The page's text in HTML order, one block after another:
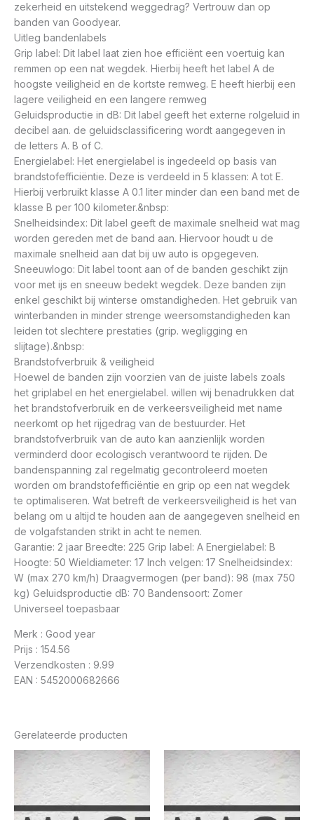
zekerheid en uitstekend weggedrag? Vertrouw dan op
banden van Goodyear.
Uitleg bandenlabels
Grip label: Dit label laat zien hoe efficiënt een voertuig kan
remmen op een nat wegdek. Hierbij heeft het label A de
hoogste veiligheid en de kortste remweg. E heeft hierbij een
lagere veiligheid en een langere remweg
Geluidsproductie in dB: Dit label geeft het externe rolgeluid in
decibel aan. de geluidsclassificering wordt aangegeven in
de letters A. B of C.
Energielabel: Het energielabel is ingedeeld op basis van
brandstofefficiëntie. Deze is verdeeld in 5 klassen: A tot E.
Hierbij verbruikt klasse A 0.1 liter minder dan een band met de
klasse B per 100 kilometer.&nbsp:
Snelheidsindex: Dit label geeft de maximale snelheid wat mag
worden gereden met de band aan. Hiervoor houdt u de
maximale snelheid aan dat bij uw auto is opgegeven.
Sneeuwlogo: Dit label toont aan of de banden geschikt zijn
voor met ijs en sneeuw bedekt wegdek. Deze banden zijn
enkel geschikt bij winterse omstandigheden. Het gebruik van
winterbanden in minder strenge weersomstandigheden kan
leiden tot slechtere prestaties (grip. wegligging en
slijtage).&nbsp:
Brandstofverbruik & veiligheid
Hoewel de banden zijn voorzien van de juiste labels zoals
het griplabel en het energielabel. willen wij benadrukken dat
het brandstofverbruik en de verkeersveiligheid met name
neerkomt op het rijgedrag van de bestuurder. Het
brandstofverbruik van de auto kan aanzienlijk worden
verminderd door ecologisch verantwoord te rijden. De
bandenspanning zal regelmatig gecontroleerd moeten
worden om brandstofefficiëntie en grip op een nat wegdek
te optimaliseren. Wat betreft de verkeersveiligheid is het van
belang om u altijd te houden aan de aangegeven snelheid en
de volgafstanden strikt in acht te nemen.
Garantie: 2 jaar Breedte: 225 Grip label: A Energielabel: B
Hoogte: 50 Wieldiameter: 17 Inch velgen: 17 Snelheidsindex:
W (max 270 km/h) Draagvermogen (per band): 98 (max 750
kg) Geluidsproductie dB: 70 Bandensoort: Zomer
Universeel toepasbaar
Merk : Good year
Prijs : 154.56
Verzendkosten : 9.99
EAN : 5452000682666
Gerelateerde producten